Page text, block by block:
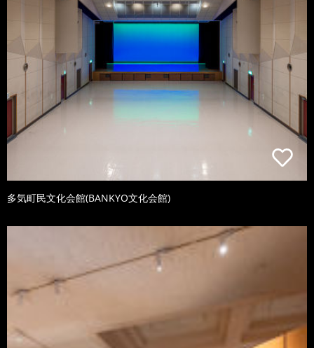
多気町民文化会館(BANKYO文化会館)